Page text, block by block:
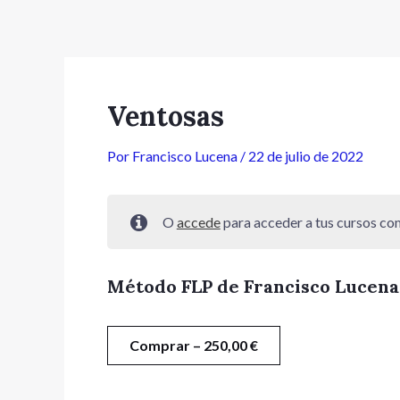
Ventosas
Por Francisco Lucena / 22 de julio de 2022
O accedepara acceder a tus cursos
Método FLP de Francisco Lucena
Comprar – 250,00€